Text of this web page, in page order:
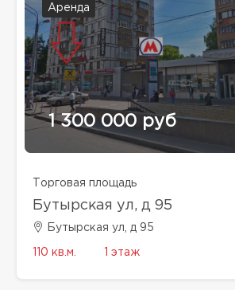
Аренда
1 300 000 руб
Торговая площадь
Бутырская ул, д 95
Бутырская ул, д 95
110 кв.м. 1 этаж